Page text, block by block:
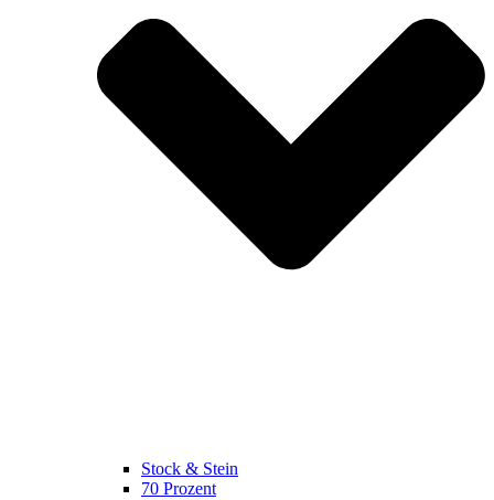
Stock & Stein
70 Prozent